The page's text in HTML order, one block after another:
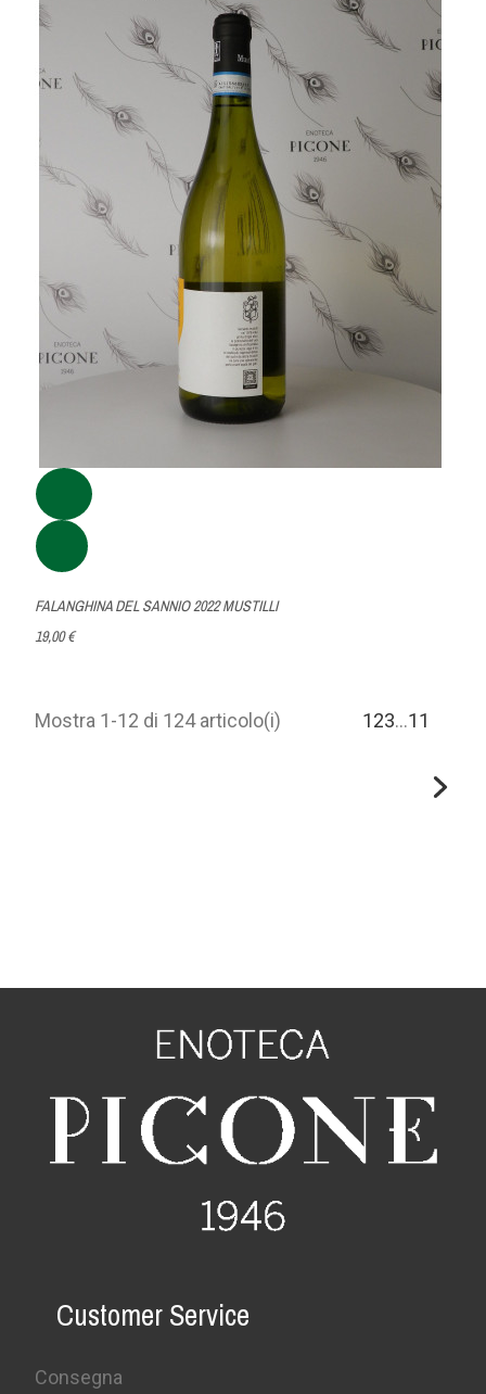
FALANGHINA DEL SANNIO 2022 MUSTILLI
19,00 €
Mostra 1-12 di 124 articolo(i) 123…11
Customer Service
Consegna